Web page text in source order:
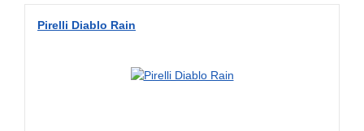
Pirelli Diablo Rain